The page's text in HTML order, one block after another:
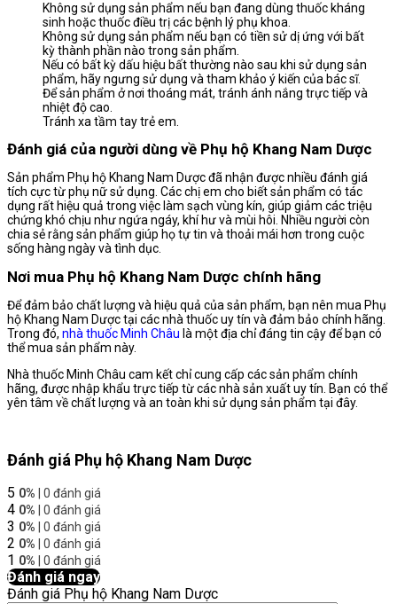
Không sử dụng sản phẩm nếu bạn đang dùng thuốc kháng
sinh hoặc thuốc điều trị các bệnh lý phụ khoa.
Không sử dụng sản phẩm nếu bạn có tiền sử dị ứng với bất
kỳ thành phần nào trong sản phẩm.
Nếu có bất kỳ dấu hiệu bất thường nào sau khi sử dụng sản
phẩm, hãy ngưng sử dụng và tham khảo ý kiến của bác sĩ.
Để sản phẩm ở nơi thoáng mát, tránh ánh nắng trực tiếp và
nhiệt độ cao.
Tránh xa tầm tay trẻ em.
Đánh giá của người dùng về Phụ hộ Khang Nam Dược
Sản phẩm Phụ hộ Khang Nam Dược đã nhận được nhiều đánh giá
tích cực từ phụ nữ sử dụng. Các chị em cho biết sản phẩm có tác
dụng rất hiệu quả trong việc làm sạch vùng kín, giúp giảm các triệu
chứng khó chịu như ngứa ngáy, khí hư và mùi hôi. Nhiều người còn
chia sẻ rằng sản phẩm giúp họ tự tin và thoải mái hơn trong cuộc
sống hàng ngày và tình dục.
Nơi mua Phụ hộ Khang Nam Dược chính hãng
Để đảm bảo chất lượng và hiệu quả của sản phẩm, bạn nên mua Phụ
hộ Khang Nam Dược tại các nhà thuốc uy tín và đảm bảo chính hãng.
Trong đó, nhà thuốc Minh Châu là một địa chỉ đáng tin cậy để bạn có
thể mua sản phẩm này.
Nhà thuốc Minh Châu cam kết chỉ cung cấp các sản phẩm chính
hãng, được nhập khẩu trực tiếp từ các nhà sản xuất uy tín. Bạn có thể
yên tâm về chất lượng và an toàn khi sử dụng sản phẩm tại đây.
Đánh giá Phụ hộ Khang Nam Dược
5 0% | 0 đánh giá
4 0% | 0 đánh giá
3 0% | 0 đánh giá
2 0% | 0 đánh giá
1 0% | 0 đánh giá
Đánh giá ngay
Đánh giá Phụ hộ Khang Nam Dược